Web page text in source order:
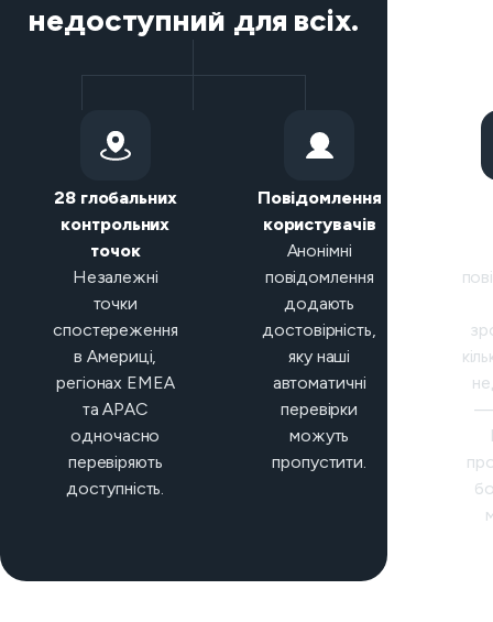
недоступний для всіх.
28 глобальних
контрольних
точок
Незалежні
точки
спостереження
в Америці,
регіонах EMEA
та APAC
одночасно
перевіряють
доступність.
Повідомлення
користувачів
Анонімні
повідомлення
додають
достовірність,
яку наші
автоматичні
перевірки
можуть
пропустити.
—